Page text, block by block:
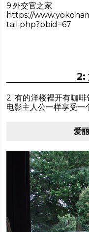
9.外交官之家
https://
tail.php?bbid=67
2:
2: 有的洋楼裡开有咖
电影主人公一样享受一
爱